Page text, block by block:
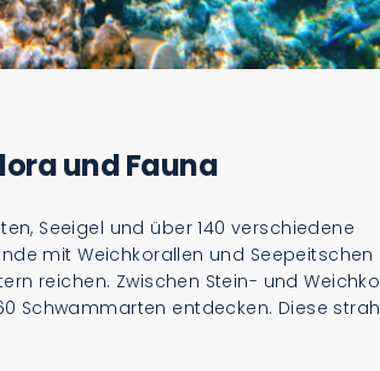
und Fauna
Seeigel und über 140 verschiedene
mit Weichkorallen und Seepeitschen
reichen. Zwischen Stein- und
Schwammarten entdecken. Diese